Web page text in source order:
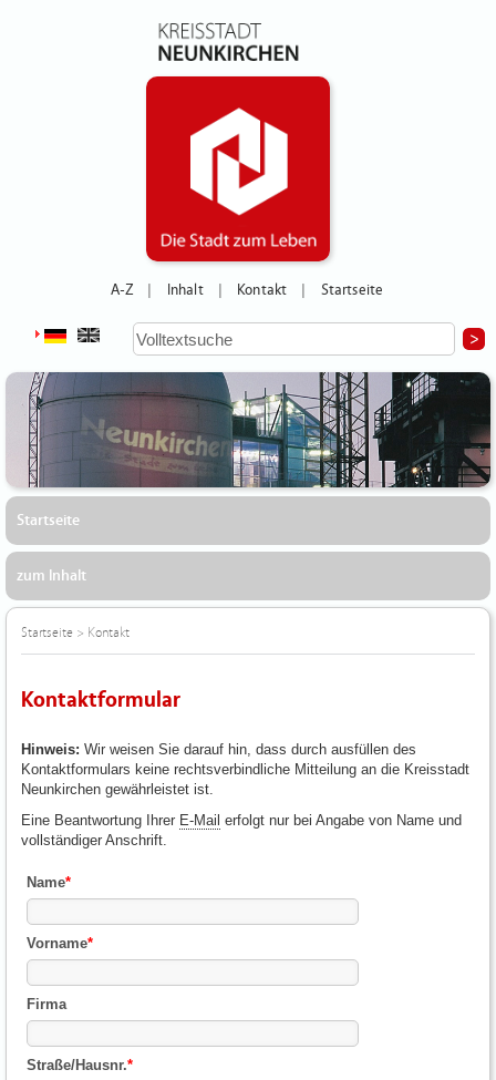
A-Z Inhalt Kontakt Startseite
Startseite
zum Inhalt
Startseite > Kontakt
Kontaktformular
Hinweis: Wir weisen Sie darauf hin, dass durch ausfüllen des
Kontaktformulars keine rechtsverbindliche Mitteilung an die Kreisstadt
Neunkirchen gewährleistet ist.
Eine Beantwortung Ihrer E-Mail erfolgt nur bei Angabe von Name und
vollständiger Anschrift.
Name*
Vorname*
Firma
Straße/Hausnr.*